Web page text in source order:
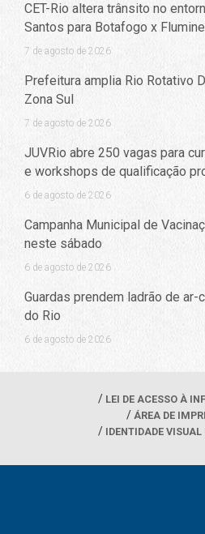
CET-Rio altera trânsito no
Santos para Botafogo x
7 de agosto de 2026
Prefeitura amplia Rio Rotativo
Zona Sul
7 de agosto de 2026
JUVRio abre 250 vagas para
e workshops de qualificação
6 de agosto de 2026
Campanha Municipal de
neste sábado
6 de agosto de 2026
Guardas prendem ladrão de ar-
do Rio
6 de agosto de 2026
LEI DE ACESSO À
ÁREA DE
IDENTIDADE